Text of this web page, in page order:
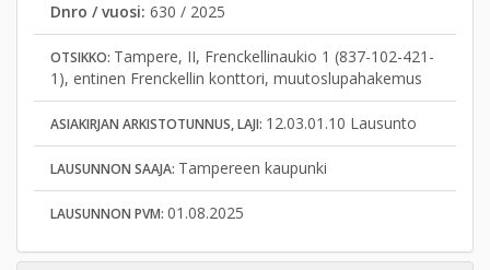
Dnro / vuosi: 630 / 2025
OTSIKKO: Tampere, II, Frenckellinaukio 1 (837-102-421-
1), entinen Frenckellin konttori, muutoslupahakemus
ASIAKIRJAN ARKISTOTUNNUS, LAJI: 12.03.01.10 Lausunto
LAUSUNNON SAAJA: Tampereen kaupunki
LAUSUNNON PVM: 01.08.2025